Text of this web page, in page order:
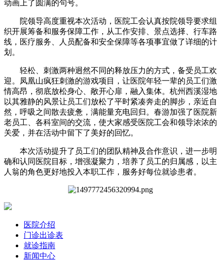
动画上了圆满的句号。
院领导高度重视本次活动，医院工会认真按院领导要求组
织开展筹备和服务保障工作，从工作安排、景点选择、行车路
线，医疗服务、人员配备和安全保障等各项事宜做了详细的计
划。
轻松、刺激两种迥然不同的释放压力的方式，备受员工欢
迎。凤凰山疯狂刺激的游戏项目，让医院年轻一辈的员工们激
情高昂，彻底放松身心、敞开心扉，融入集体。杭州西溪湿地
以其雅静的风景让员工们放松了平时紧凑奔走的脚步，亲近自
然，呼吸之间散去疲惫，满能量充电回归。春游加强了医院新
老员工、各科室间的交流，使大家感受医院工会和领导浓浓的
关爱，并在活动中留下了美好的回忆。
本次活动提升了员工们的团队精神及合作意识，进一步明
确和认同医院目标，增强凝聚力，培养了员工的归属感，以主
人翁的角色更好地投入本职工作，服务好每位就诊患者。
医院介绍
门诊出诊表
就诊指南
新闻中心